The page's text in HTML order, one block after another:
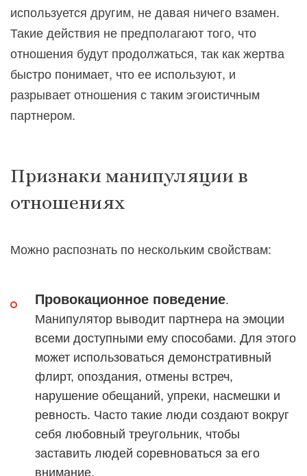
используется другим, не давая ничего взамен.
Такие действия не предполагают того, что
отношения будут продолжаться, так как жертва
быстро понимает, что ее используют, и
разрывает отношения с таким эгоистичным
партнером.
Признаки манипуляции в
отношениях
Можно распознать по нескольким свойствам:
Провокационное поведение.
Манипулятор выводит партнера на эмоции
всеми доступными ему способами. Для этого
может использоваться демонстративный
флирт, опоздания, отмены встреч,
нарушение обещаний, упреки, насмешки и
ревность. Часто такие люди создают вокруг
себя любовный треугольник, чтобы
заставить людей соревноваться за его
внимание.